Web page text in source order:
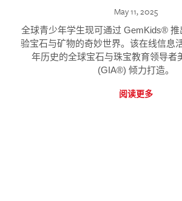
May 11, 2025
全球青少年学生现可通过 GemKids®
验宝石与矿物的奇妙世界。该在线信息
年历史的全球宝石与珠宝教育领导者
(GIA®) 倾力打造。
阅读更多